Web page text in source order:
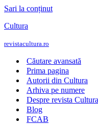
Sari la conținut
Cultura
revistacultura.ro
Căutare avansată
Prima pagina
Autorii din Cultura
Arhiva pe numere
Despre revista Cultura
Blog
FCAB